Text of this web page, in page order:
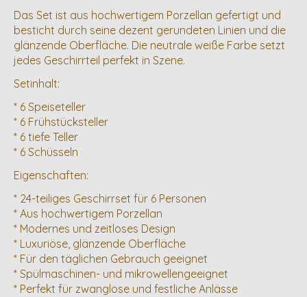
Das Set ist aus hochwertigem Porzellan gefertigt und
besticht durch seine dezent gerundeten Linien und die
glänzende Oberfläche. Die neutrale weiße Farbe setzt
jedes Geschirrteil perfekt in Szene.
Setinhalt:
* 6 Speiseteller
* 6 Frühstücksteller
* 6 tiefe Teller
* 6 Schüsseln
Eigenschaften:
* 24-teiliges Geschirrset für 6 Personen
* Aus hochwertigem Porzellan
* Modernes und zeitloses Design
* Luxuriöse, glänzende Oberfläche
* Für den täglichen Gebrauch geeignet
* Spülmaschinen- und mikrowellengeeignet
* Perfekt für zwanglose und festliche Anlässe